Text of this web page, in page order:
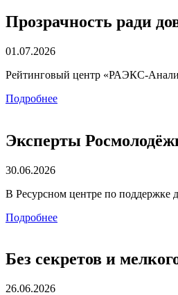
Прозрачность ради
01.07.2026
Рейтинговый центр «РАЭКС-
Подробнее
Эксперты
30.06.2026
В Ресурсном центре по поддержке
Подробнее
Без секретов и
26.06.2026